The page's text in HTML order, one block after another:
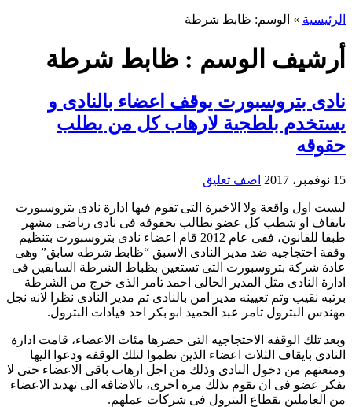
الرئيسية » الوسم: ظابط شرطة
أرشيف الوسم : ظابط شرطة
نادى بتروسبورت يوقف اعضاء بالنادى و
يستخدم بلطجية لارهاب كل من يطلب
حقوقه
15 نوفمبر، 2017 اضف تعليق
ليست اول واقعة ولا الاخيرة التى تقوم فيها ادارة نادى بتروسبورت
بايقاف او شطب كل عضو يطالب بحقوقه فى نادى رياضى مشهر
طبقا للقانون، ففى عام 2012 قام اعضاء نادى بتروسبورت بتنظيم
وقفة احتجاجيه ضد مدير النادى الاسبق “ظابط شرطه سابق” وهى
عادة شركة بتروسبورت التى تستعين بظباط الشرطة السابقين فى
ادارة النادى مثل المدير الحالى احمد تامر الذى خرج من الشرطة
برتبه نقيب وتم تعيينه مدير امن بالنادى ثم مدير النادى نظرا لانه نجل
مهندس البترول تامر عبد الحميد ابو بكر احد قيادات البترول.
وبعد تلك الوقفه الاحتجاجيه التى حضرها مئات الاعضاء، قامت ادارة
النادى بايقاف الثلاث اعضاء الذين نظموا لتلك الوقفه ودعوا اليها
ومنعتهم من دخول النادى وذلك من اجل ارهاب باقى الاعضاء حتى لا
يفكر عضو فى ان يقوم بذلك مرة اخرى، بالاضافه الى تهديد الاعضاء
من العاملين بقطاع البترول فى شركات عملهم.